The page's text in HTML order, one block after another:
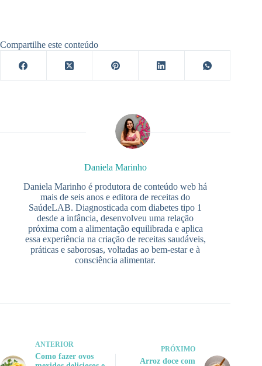
Compartilhe este conteúdo
Daniela Marinho
Daniela Marinho é produtora de conteúdo web há
mais de seis anos e editora de receitas do
SaúdeLAB. Diagnosticada com diabetes tipo 1
desde a infância, desenvolveu uma relação
próxima com a alimentação equilibrada e aplica
essa experiência na criação de receitas saudáveis,
práticas e saborosas, voltadas ao bem-estar e à
consciência alimentar.
ANTERIOR
Como fazer ovos
PRÓXIMO
Arroz doce com